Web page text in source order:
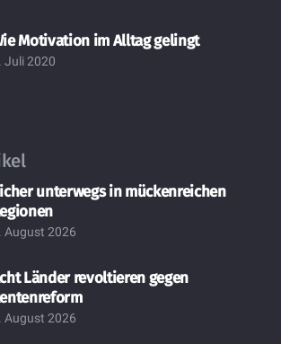
Motivation im Alltag gelingt
Juli 2020
unterwegs in mückenreichen
August 2026
Länder revoltieren gegen
August 2026